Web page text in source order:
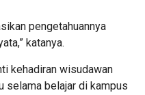
pengetahuannya
katanya.
kehadiran wisudawan
selama belajar di kampus